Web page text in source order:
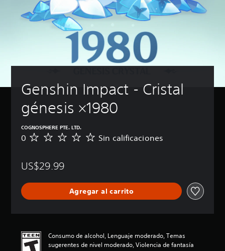
Genshin Impact - Cristal
génesis ×1980
COGNOSPHERE PTE. LTD.
S
c
i
c
0 Sin calificaciones
US$29.99
Agregar al carrito
Consumo de alcohol, Lenguaje moderado, Temas
sugerentes de nivel moderado, Violencia de fantasía